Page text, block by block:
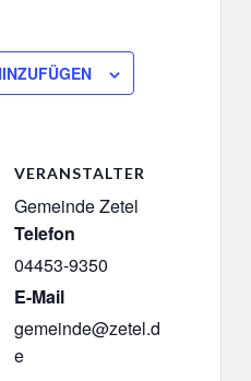
VERANSTALTER
Gemeinde Zetel
Telefon
04453-9350
E-Mail
gemeinde@zetel.d
e